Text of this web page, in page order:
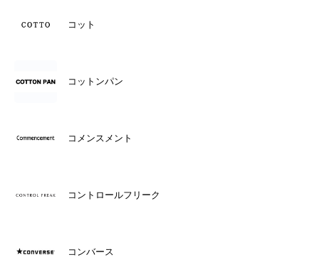
コット
コットンパン
コメンスメント
コントロールフリーク
コンバース